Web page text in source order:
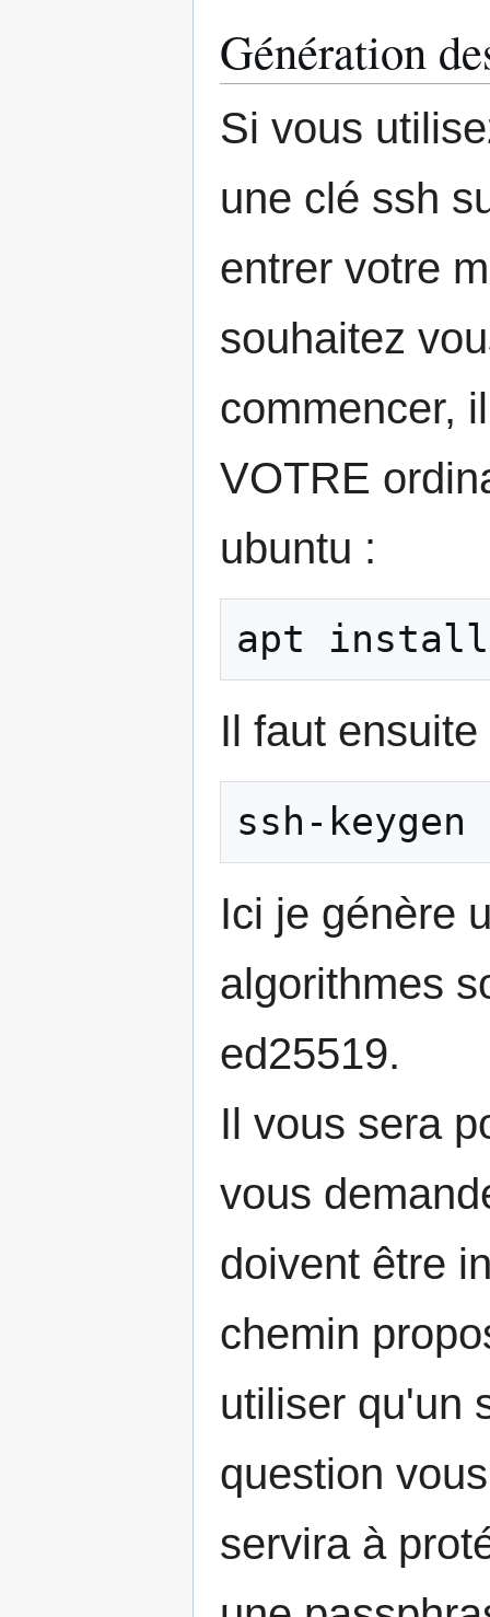
Génération
Si vous
une clé ssh
entrer votre
souhaitez
commencer,
VOTRE
ubuntu :
apt install
Il faut
ssh-
Ici je génère
algorithmes
ed25519.
Il vous sera
vous
doivent être
chemin
utiliser qu'un
question
servira à